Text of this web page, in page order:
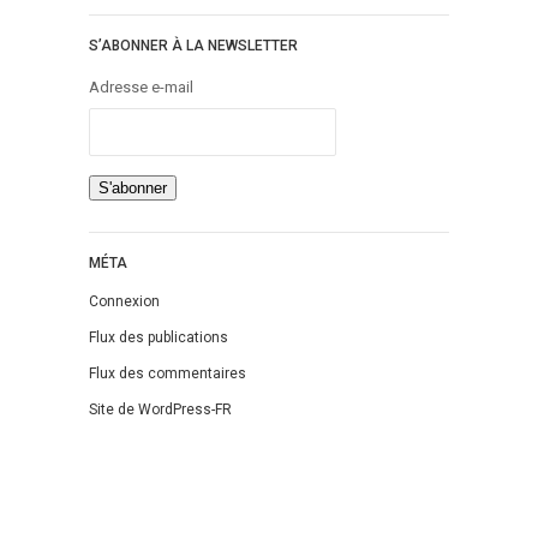
Light Novel
Littérature Classique
Littérature Contemporaine
Littérature Française
Littérature Gay
Littérature Lesbienne
Manga
New Adult
S’ABONNER À LA NEWSLETTER
Adresse e-mail
MÉTA
Connexion
Flux des publications
Flux des commentaires
Site de WordPress-FR